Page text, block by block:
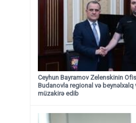
Ceyhun Bayramov Zelenskinin
Budanovla regional və beynəlxalq
müzakirə edib